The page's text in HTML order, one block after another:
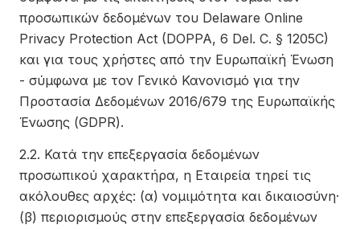
προσωπικών δεδομένων του Delaware Online
Privacy Protection Act (DOPPA, 6 Del. C. § 1205C)
και για τους χρήστες από την Ευρωπαϊκή Ένωση
- σύμφωνα με τον Γενικό Κανονισμό για την
Προστασία Δεδομένων 2016/679 της Ευρωπαϊκής
Ένωσης (GDPR).
2.2. Κατά την επεξεργασία δεδομένων
προσωπικού χαρακτήρα, η Εταιρεία τηρεί τις
ακόλουθες αρχές: (α) νομιμότητα και δικαιοσύνη·
(β) περιορισμούς στην επεξεργασία δεδομένων